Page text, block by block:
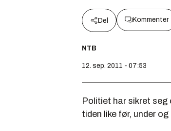
Del Kommenter
NTB
12. sep. 2011 - 07:53
Politiet har sikret
tiden like før, under